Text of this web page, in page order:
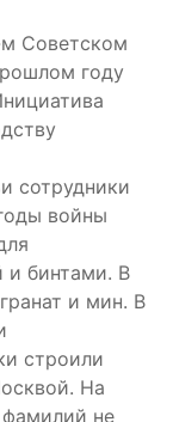
Советском
году
сотрудники
войны
и бинтами. В
и мин. В
строили
На
не